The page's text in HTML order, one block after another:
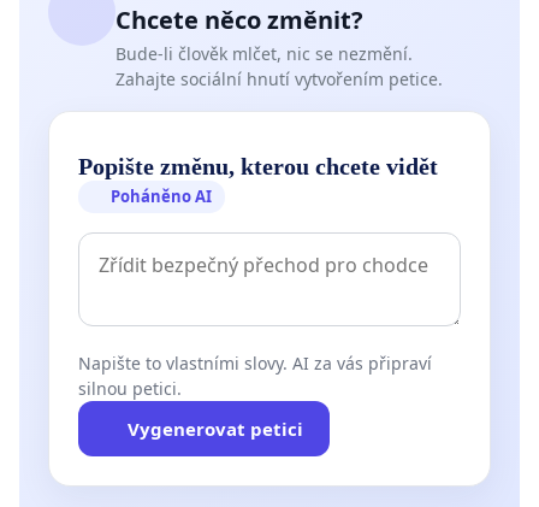
Chcete něco změnit?
Bude-li člověk mlčet, nic se nezmění.
Zahajte sociální hnutí vytvořením petice.
Popište změnu, kterou chcete vidět
Poháněno AI
Napište to vlastními slovy. AI za vás připraví
silnou petici.
Vygenerovat petici